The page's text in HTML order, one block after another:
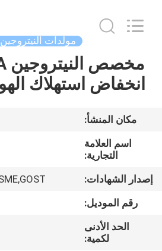
بيت
معلومات
جولة
المصنع
Technology
Co.,Ltd.
مولدات
انخفاض استهلاك
مكان المنشأ:
اسم العلامة
التجارية:
إصدار الشهادات:
رقم الموديل:
الحد الأدنى
لكمية: